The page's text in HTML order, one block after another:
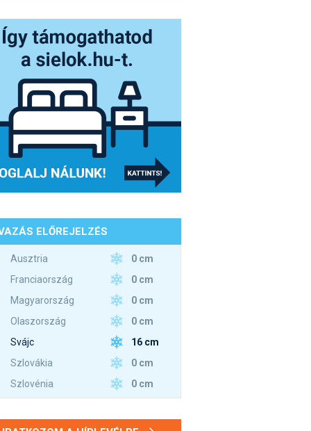
ELŐREJELZÉS
Ausztria
0 cm
Franciaország
0 cm
Magyarország
0 cm
Olaszország
0 cm
Svájc
16 cm
Szlovákia
0 cm
Szlovénia
0 cm